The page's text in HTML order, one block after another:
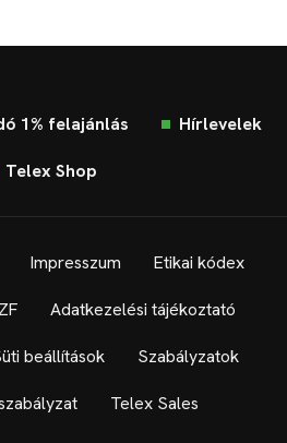
1% felajánlás Hírlevelek
Telex Shop
Impresszum Etikai kódex
Adatkezelési tájékoztató
beállítások Szabályzatok
Telex Sales